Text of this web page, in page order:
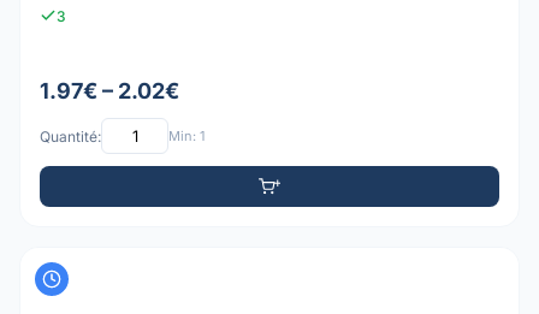
3
1.97€ – 2.02€
Quantité: Min: 1